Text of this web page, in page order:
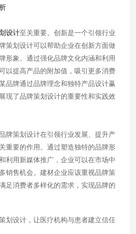
设计至关重要。创新是一个引领行业
策划设计可以帮助企业在创新方面做
形象。通过强化品牌文化内涵和利用
以提高产品的附加值，吸引更多消费
品牌通过品牌理念和独特产品设计赢
现了品牌策划设计的重要性和实践效
牌策划设计在引领行业发展、提升产
重要的作用。通过塑造独特的品牌形
利用新媒体推广，企业可以在市场中
销售机会。建材企业应该重视品牌策
足消费者多样化的需求，实现品牌的
划设计，让医疗机构与患者建立信任